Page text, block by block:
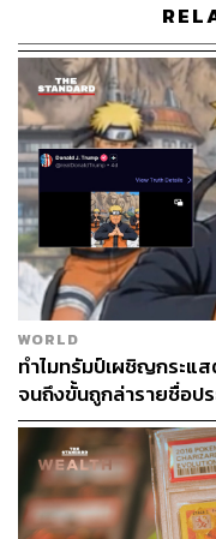
เจ้าเม่นสายฟ้าสีน้ำเงิน ‘
คนน่าจะคุ้นหน้าคุ้นตา
ญี่ปุ่น Sega (เซกา) เจ้า
Fighter, Mortal
ครั้งแรกที่ทางเซกาได้
ในครั้งนี้ก็ไม่พลาดที่จะ
Frontiers’ เกมแอ็กชัน
แรกในงาน Tokyo
ให้ได้ลองเล่นกัน
WORLD
ทำไมทรัมป์เผชิญกระ
จนถึงขั้นถูกล่ารายชื่อป